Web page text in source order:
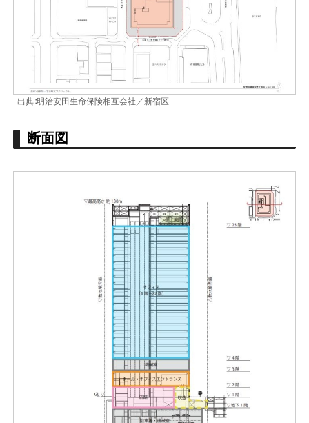
出典∶明治安田生命保険相互会社／新宿区
断面図